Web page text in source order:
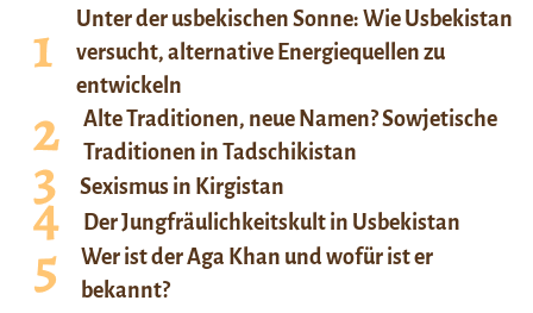
Unter der usbekischen Sonne: Wie Usbekistan
versucht, alternative Energiequellen zu
entwickeln
Alte Traditionen, neue Namen? Sowjetische
Traditionen in Tadschikistan
Sexismus in Kirgistan
Der Jungfräulichkeitskult in Usbekistan
Wer ist der Aga Khan und wofür ist er
bekannt?